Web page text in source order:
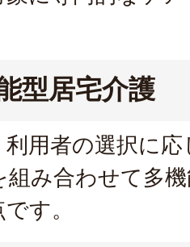
型居宅介護
用者の選択に
み合わせて多
す。